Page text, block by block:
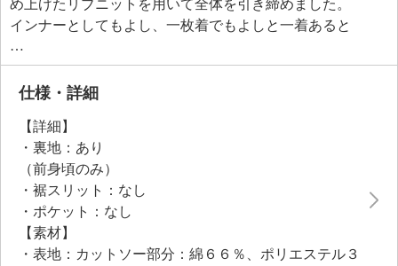
め上げたリブニットを用いて全体を引き締めました。
インナーとしてもよし、一枚着でもよしと一着あると
活躍するアイテムです。
●普段と同じサイズをおすすめ
仕様・詳細
【詳細】
・裏地：あり
（前身頃のみ）
・裾スリット：なし
・ポケット：なし
【素材】
・表地：カットソー部分：綿６６％、ポリエステル３